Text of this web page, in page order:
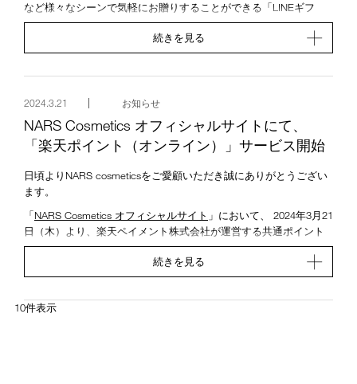
適格請求書等保存方式（インボイス制度）における証憑は、
マイアカウントの購入履歴詳細をご確認ください。
https://www.narscosmetics.jp/my-account/order-history
今後とも変わらぬご愛顧ご支援を賜りますよう、お願い申し上げ
など様々なシーンで気軽にお贈りすることができる「LINEギフ
ト」にNARSがオープンいたしました。
ベストセラーのパウダーやリップスティックをはじめ、誕生日カ
NARSのアイテムとメッセージを添えて、大切な気持ちをお伝えく
【LINEギフト NARSページ（外部ページへ遷移します）】
▼スマートフォンからはこちら
※LINEアプリがインストールされたスマートフォンでご確認くだ
https://u.lin.ee/fTz3UJ1/gift
https://mall.line.me/sb/b75175c7
今後とも変わらぬご愛顧ご支援を賜りますよう、お願い申し上げ
続きを見る
2024.3.21 お知らせ
NARS Cosmetics オフィシャルサイトにて、
「楽天ポイント（オンライン）」サービス開始
日頃よりNARS cosmeticsをご愛顧いただき誠にありがとうござい
ます。
「NARS Cosmetics オフィシャルサイト 」において、 2024年3月21
日（木）より、楽天ペイメント株式会社が運営する共通ポイント
サービス「楽天ポイント（オンライン）」（注1）を導入いたしま
シャルサイトにてお買い物をしていただく際に、NARSissist
続きを見る
10件表示